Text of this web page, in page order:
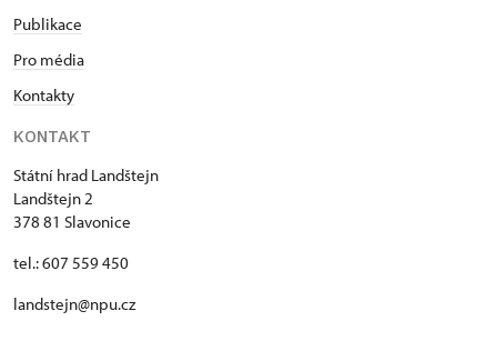
Publikace
Pro média
Kontakty
KONTAKT
Státní hrad Landštejn
Landštejn 2
378 81 Slavonice
tel.: 607 559 450
landstejn@npu.cz